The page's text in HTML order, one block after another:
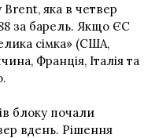
яка в четвер
за барель. Якщо ЄС
сімка» (США,
Франція, Італія та
блоку почали
вдень. Рішення